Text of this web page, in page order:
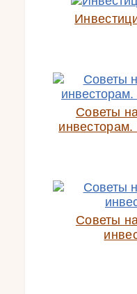
Советы
инвесторам.
Советы